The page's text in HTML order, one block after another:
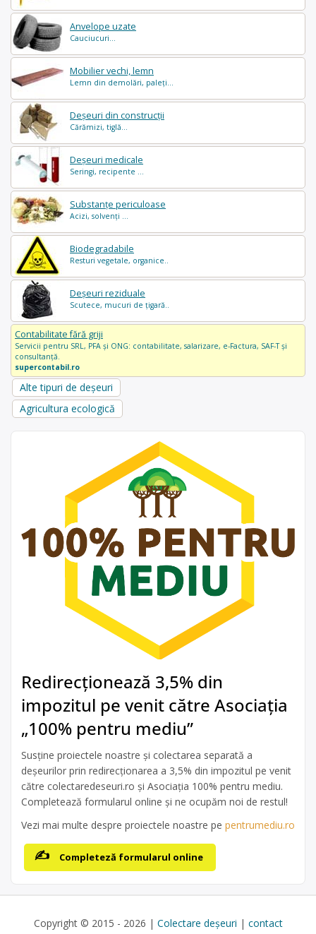
Anvelope uzate
Cauciucuri...
Mobilier vechi, lemn
Lemn din demolări, paleți...
Deșeuri din construcții
Cărămizi, tiglă...
Deșeuri medicale
Seringi, recipente ...
Substanțe periculoase
Acizi, solvenți ...
Biodegradabile
Resturi vegetale, organice..
Deșeuri reziduale
Scutece, mucuri de țigară..
Contabilitate fără griji
Servicii pentru SRL, PFA și ONG: contabilitate, salarizare, e-Factura, SAF-T și
consultanță.
supercontabil.ro
Alte tipuri de deșeuri
Agricultura ecologică
Redirecționează 3,5% din
impozitul pe venit către Asociația
„100% pentru mediu”
Susține proiectele noastre și colectarea separată a
deșeurilor prin redirecționarea a 3,5% din impozitul pe venit
către colectaredeseuri.ro și Asociația 100% pentru mediu.
Completează formularul online și ne ocupăm noi de restul!
Vezi mai multe despre proiectele noastre pe pentrumediu.ro
Completeză formularul online
Copyright © 2015 - 2026 | Colectare deșeuri | contact